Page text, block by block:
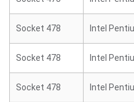
Socket 478 Intel
Socket 478 Intel
Socket 478 Intel